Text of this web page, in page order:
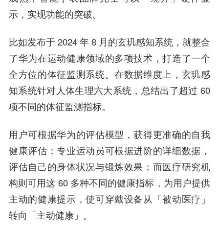
示，实现功能的突破。
比如发布于 2024 年 8 月的玄玑感知系统，就整合
了华为在运动健康领域的多项技术，打造了一个
全方位的体征监测系统。在数据维度上，玄玑感
知系统针对人体生理六大系统，总结出了超过 60
项不同的体征监测指标。
用户可根据华为的评估模型，获得更准确的自我
健康评估；专业运动员可根据进阶的详细数据，
评估自己的身体状况与锻炼效果；而医疗研究机
构则可用这 60 多种不同的健康指标，为用户提供
主动的健康提示，使可穿戴设备从「被动医疗」
转向「主动健康」。